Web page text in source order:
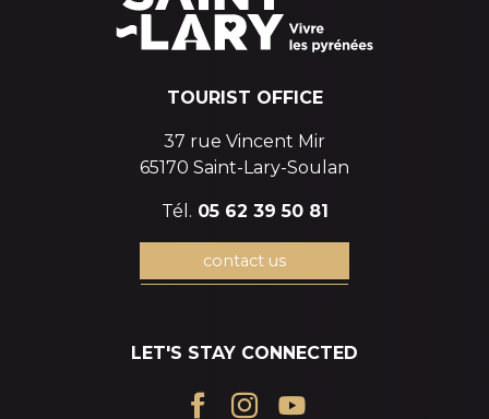
TOURIST OFFICE
37 rue Vincent Mir
65170 Saint-Lary-Soulan
Tél. 05 62 39 50 81
contact us
LET'S STAY CONNECTED